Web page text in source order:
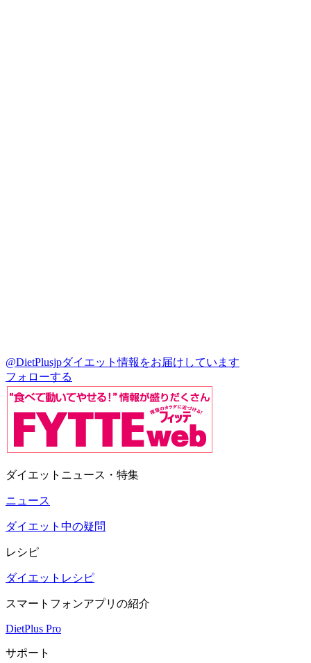
@DietPlusjpダイエット情報をお届けしています
フォローする
ダイエットニュース・特集
ニュース
ダイエット中の疑問
レシピ
ダイエットレシピ
スマートフォンアプリの紹介
DietPlus Pro
サポート